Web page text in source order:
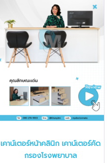
เคาน์เตอร์หน้าคลินิก เคาน์เตอร์คัด
กรองโรงพยาบาล